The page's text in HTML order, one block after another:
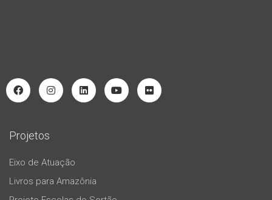
Projetos
Eixo de Atuação
Livros para Amazônia